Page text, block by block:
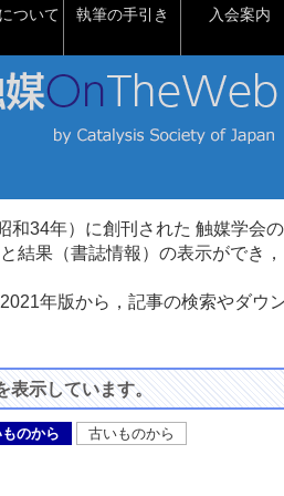
ついて 執筆の手引き 入会案内
和34年）に創刊された 触媒学会の
結果（書誌情報）の表示ができ
年版から，記事の検索やダウ
表示しています。
のから 古いものから